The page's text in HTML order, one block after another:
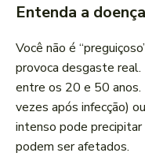
Entenda a
Você não é
provoca desgaste real.
entre os 20 e 50 anos.
vezes após infecção)
intenso pode precipitar
podem ser afetados.